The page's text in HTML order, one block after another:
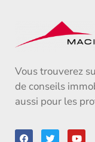
Vous trouverez
de conseils
aussi pour les